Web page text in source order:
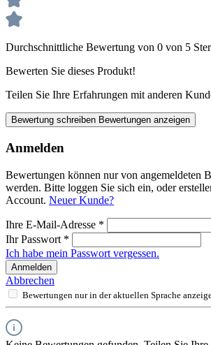
Durchschnittliche Bewertung von 0 von 5
Bewerten Sie dieses Produkt!
Teilen Sie Ihre Erfahrungen mit anderen
Bewertung schreiben Bewertungen anzeigen
Anmelden
Bewertungen können nur von angemeldeten
werden. Bitte loggen Sie sich ein, oder
Account. Neuer Kunde?
Ihre E-Mail-Adresse *
Ihr Passwort *
Ich habe mein Passwort vergessen.
Anmelden
Abbrechen
Bewertungen nur in der aktuellen Sprache